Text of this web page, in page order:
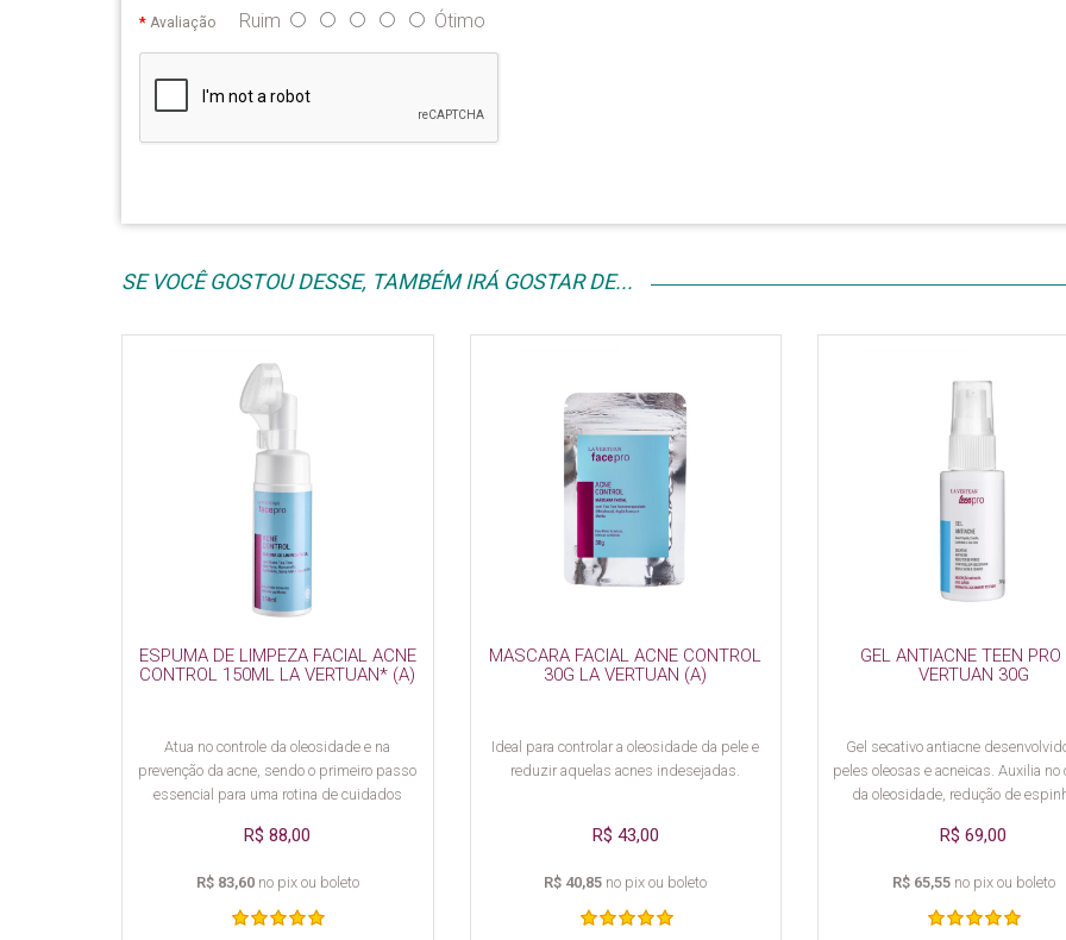
Avaliação Ruim Ótimo
SE VOCÊ GOSTOU DESSE, TAMBÉM IRÁ GOSTAR DE...
ESPUMA DE LIMPEZA FACIAL ACNE
CONTROL 150ML LA VERTUAN* (A)
Atua no controle da oleosidade e na
prevenção da acne, sendo o primeiro passo
essencial para uma rotina de cuidados
R$ 88,00
R$ 83,60no pix ou boleto
MASCARA FACIAL ACNE CONTROL
30G LA VERTUAN (A)
Ideal para controlar a oleosidade da pele e
reduzir aquelas acnes indesejadas.
R$ 43,00
R$ 40,85 no pix ou boleto
GEL ANTIACNE TEEN
VERTUAN 30G
Gel secativo antiacne
peles oleosas e acneicas. Auxilia no
da oleosidade, redução de
R$ 69,00
R$ 65,55no pix ou boleto